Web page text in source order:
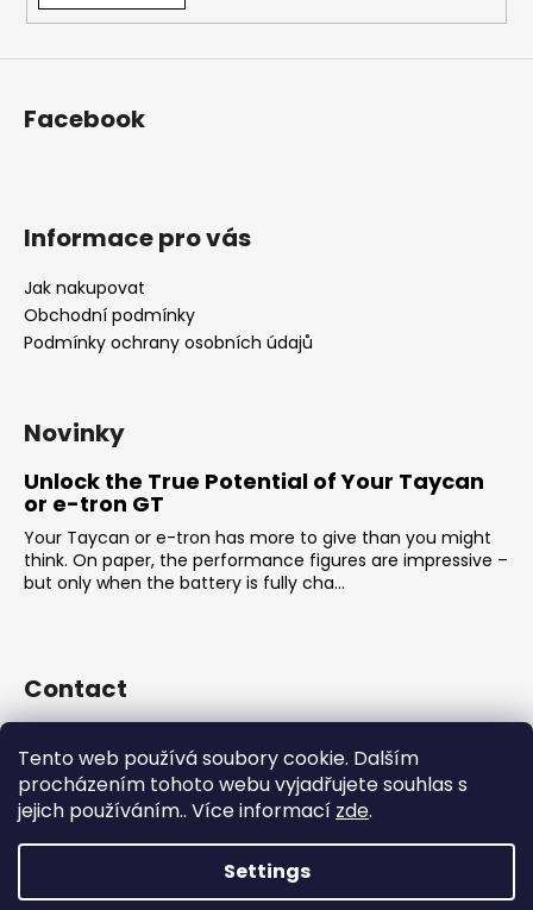
Tento web používá soubory cookie. Dalším
procházením tohoto webu vyjadřujete souhlas s
jejich používáním.. Více informací zde.
Settings
Facebook
Informace pro vás
Jak nakupovat
Obchodní podmínky
Podmínky ochrany osobních údajů
Novinky
Unlock the True Potential of Your Taycan
or e-tron GT
Your Taycan or e-tron has more to give than you might
think. On paper, the performance figures are impressive –
but only when the battery is fully cha...
Contact
728737662
https://www.facebook.com/RSRCzech/
rsrperformance
Created by Shoptet